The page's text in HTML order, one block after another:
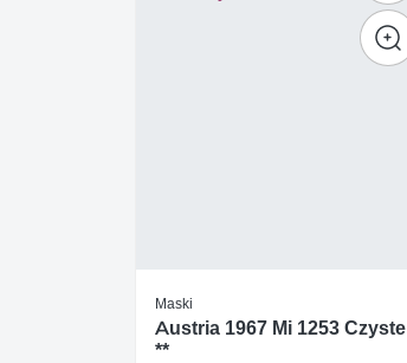
Maski
Austria 1967 Mi 1253 Czyste
**